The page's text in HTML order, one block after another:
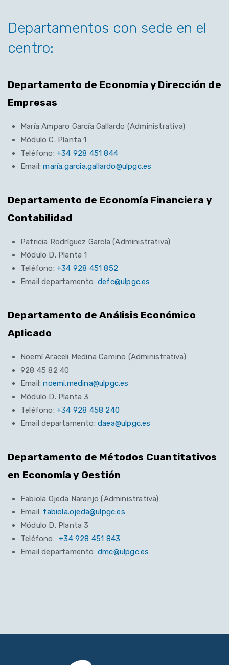
Departamentos con sede en el
centro:
Departamento de Economía y Dirección de
Empresas
María Amparo García Gallardo (Administrativa)
Módulo C. Planta 1
Teléfono: +34 928 451 844
Email:maría.garcia.gallardo@ulpgc.es
Departamento de Economía Financiera y
Contabilidad
Patricia Rodríguez García (Administrativa)
Módulo D. Planta 1
Teléfono: +34 928 451 852
Email departamento: defc@ulpgc.es
Departamento de Análisis Económico
Aplicado
Noemí Araceli Medina Camino (Administrativa)
928 45 82 40
Email:noemi.medina@ulpgc.es
Módulo D. Planta 3
Teléfono: +34 928 458 240
Email departamento: daea@ulpgc.es
Departamento de Métodos Cuantitativos
en Economía y Gestión
Fabiola Ojeda Naranjo (Administrativa)
Email: fabiola.ojeda@ulpgc.es
Módulo D. Planta 3
Teléfono:+34 928 451 843
Email departamento: dmc@ulpgc.es